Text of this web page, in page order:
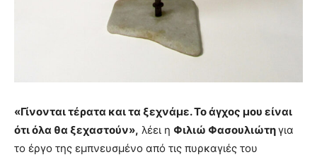
«Γίνονται τέρατα και τα ξεχνάμε. Το άγχος μου είναι
ότι όλα θα ξεχαστούν», λέει η Φιλιώ Φασουλιώτηγια
το έργο της εμπνευσμένο από τις πυρκαγιές του